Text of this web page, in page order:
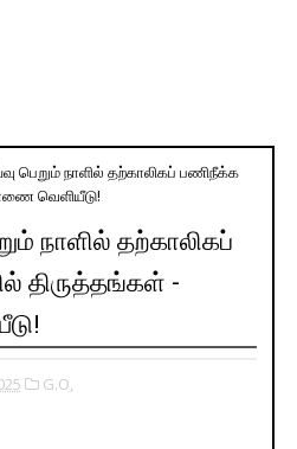
பெறும் நாளில் தற்காலிகப் பணிநீக்க
வெளியீடு!
நாளில் தற்காலிகப்
திருத்தங்கள் -
G.O,